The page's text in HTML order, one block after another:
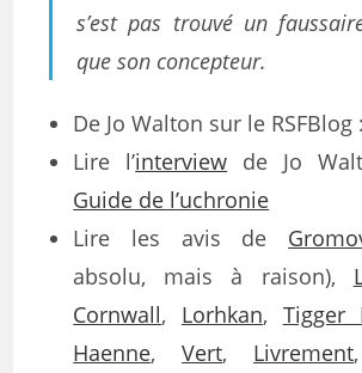
s’est pas trouvé un
que son concepteur.
De Jo Walton sur le
Lire l’interview de Jo
Guide de l’uchronie
Lire les avis de
absolu, mais à raison),
Cornwall, Lorhkan, Tigger
Haenne,Vert, Livrement